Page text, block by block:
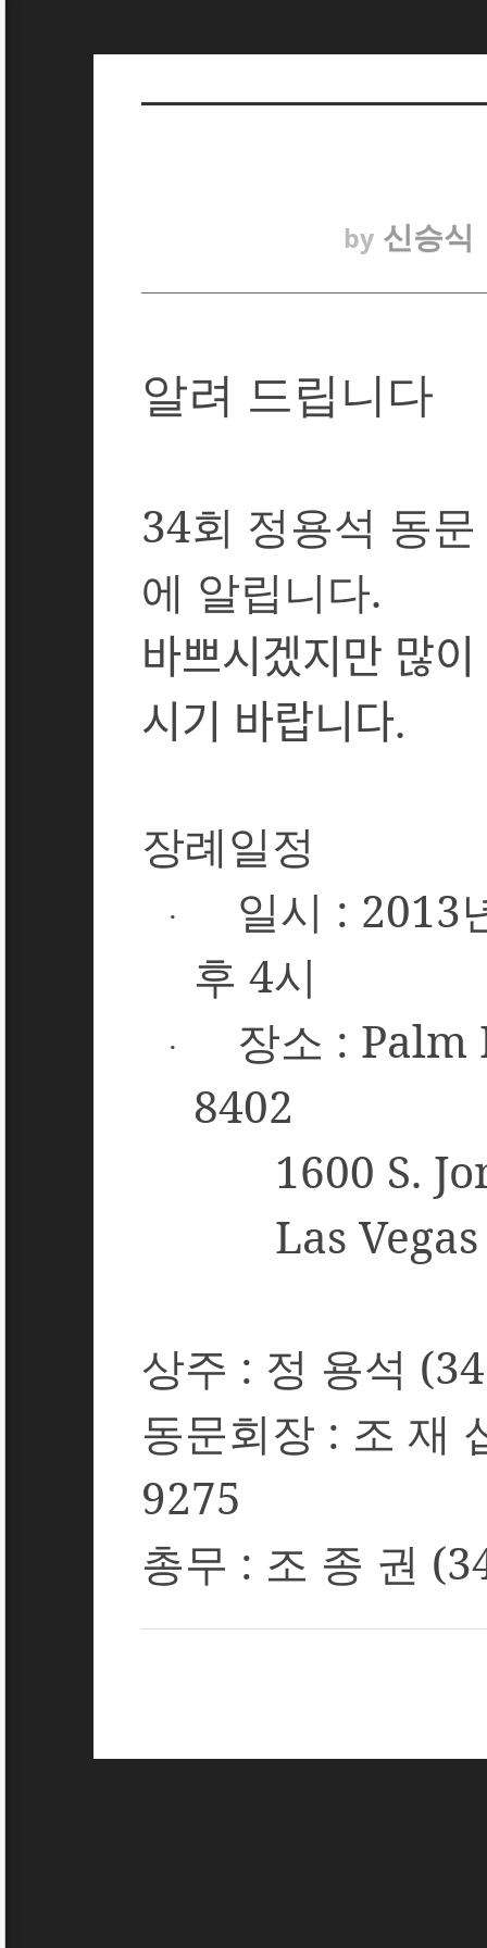
by 신승식
알려 드립니다
34회 정용석 동문
에 알립니다.
바쁘시겠지만 많
시기 바랍니다.
장례일정
· 일시 : 2013
후 4시
· 장소 : Palm
8402
1600 S.
Las
상주 : 정 용석 (34
동문회장 : 조 재
9275
총무 : 조 종 권